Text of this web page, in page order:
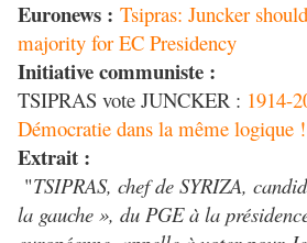
Euronews : Tsipras: Juncker
majority for EC Presidency​
Initiative communiste :
TSIPRAS vote JUNCKER : 1914-
Démocratie dans la même logique !
Extrait :
"TSIPRAS, chef de SYRIZA,
la gauche », du PGE à la